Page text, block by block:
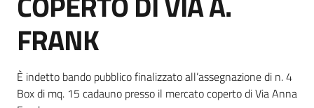
FRANK
Dettagli della notizia
È indetto bando pubblico finalizzato all’assegnazione di n. 4
Box di mq. 15 cadauno presso il mercato coperto di Via Anna